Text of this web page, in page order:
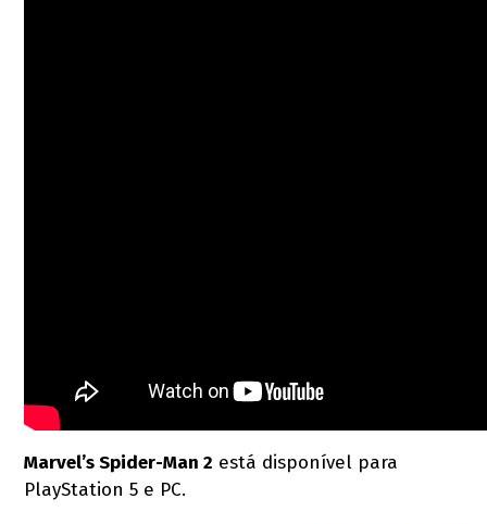
Marvel’s Spider-Man 2 está disponível para
PlayStation 5 e PC.